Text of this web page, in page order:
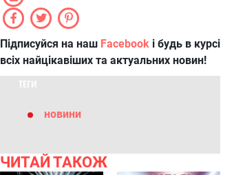
Підписуйся на наш Facebook і будь в курсі
всіх найцікавіших та актуальних новин!
ТЕГИ
новини
ЧИТАЙ ТАКОЖ